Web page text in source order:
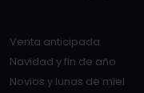
Venta anticipada
Navidad y fin de año
Novios y lunas de miel